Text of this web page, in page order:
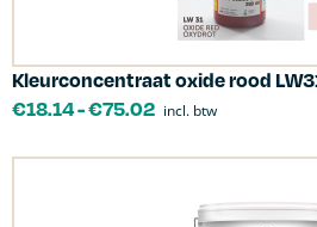
Kleurconcentraat oxide rood
€18.14-€75.02 incl. btw